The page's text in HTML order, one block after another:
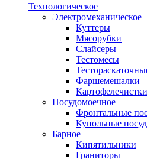
Технологическое
Электромеханическое
Куттеры
Мясорубки
Слайсеры
Тестомесы
Фаршемешалки
Картофелечистки
Посудомоечное
Фронтальные
Купольные
Барное
Кипятильники
Граниторы